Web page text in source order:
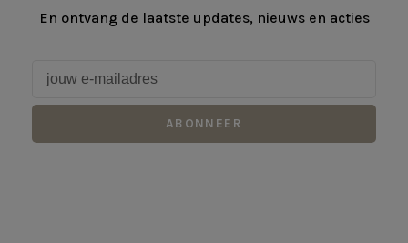
En ontvang de laatste updates, nieuws en acties
ABONNEER